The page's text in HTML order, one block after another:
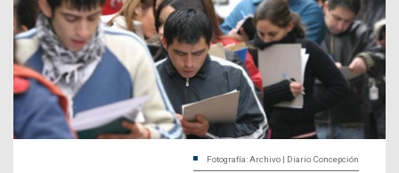
Fotografía: Archivo | Diario Concepción